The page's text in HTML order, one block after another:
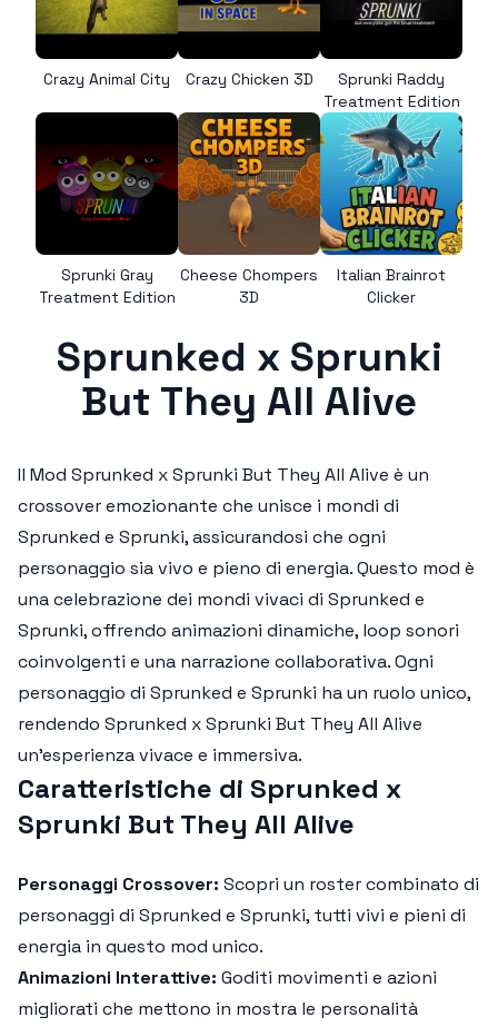
Crazy Animal City Crazy Chicken 3D
Sprunki Raddy
Treatment Edition
Sprunki Gray
Treatment Edition
Cheese Chompers
3D
Italian Brainrot
Clicker
Sprunked x Sprunki
But They All Alive
Il Mod Sprunked x Sprunki But They All Alive è un
crossover emozionante che unisce i mondi di
Sprunked e Sprunki, assicurandosi che ogni
personaggio sia vivo e pieno di energia. Questo mod è
una celebrazione dei mondi vivaci di Sprunked e
Sprunki, offrendo animazioni dinamiche, loop sonori
coinvolgenti e una narrazione collaborativa. Ogni
personaggio di Sprunked e Sprunki ha un ruolo unico,
rendendo Sprunked x Sprunki But They All Alive
un'esperienza vivace e immersiva.
Caratteristiche di Sprunked x
Sprunki But They All Alive
Personaggi Crossover: Scopri un roster combinato di
personaggi di Sprunked e Sprunki, tutti vivi e pieni di
energia in questo mod unico.
Animazioni Interattive: Goditi movimenti e azioni
migliorati che mettono in mostra le personalità